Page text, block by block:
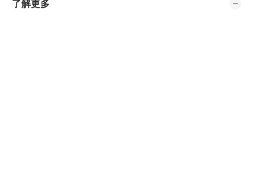
了解更多